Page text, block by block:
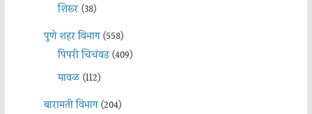
शिरूर(38)
पुणे शहर विभाग(558)
पिंपरी चिचंवड(409)
मावळ(112)
बारामती विभाग(204)